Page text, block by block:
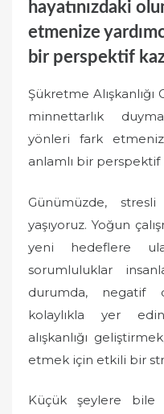
hayatınızdaki
etmenize
bir perspektif
Şükretme
minnettarlık
yönleri fark
anlamlı bir perspektif
Günümüzde,
yaşıyoruz. Yoğun
yeni hedeflere
sorumluluklar
durumda, negatif
kolaylıkla yer
alışkanlığı
etmek için etkili bir
Küçük şeylere bile